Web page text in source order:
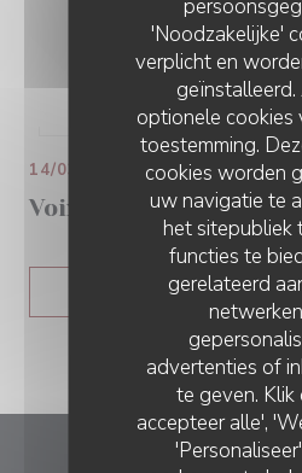
'Noodzakelijke'
verplicht en
geïnstalleerd.
optionele cookies
toestemming.
cookies worden
uw navigatie te
het sitepubliek
functies te
gerelateerd
advertenties of
te geven. Klik
accepteer alle',
Voix du nord
14/03/2021
ZIE HET